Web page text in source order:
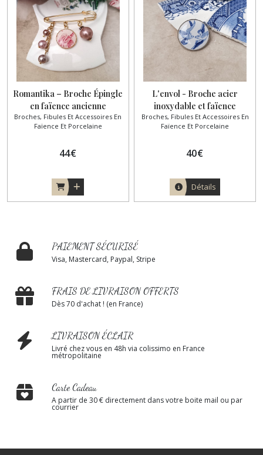
Romantika – Broche Épingle
en faïence ancienne
Broches, Fibules Et Accessoires En
Faïence Et Porcelaine
44€
L'envol - Broche acier
inoxydable et faïence
anglaise
Broches, Fibules Et Accessoires En
Faïence Et Porcelaine
40€
Détails
PAIEMENT SÉCURISÉ
Visa, Mastercard, Paypal, Stripe
FRAIS DE LIVRAISON OFFERTS
Dès 70 d'achat ! (en France)
LIVRAISON ÉCLAIR
Livré chez vous en 48h via colissimo en France
métropolitaine
Carte Cadeau
A partir de 30 € directement dans votre boite mail ou par
courrier